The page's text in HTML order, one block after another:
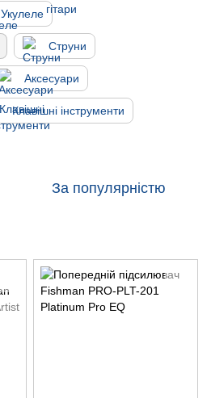
Укулеле
Струни
Аксесуари
Клавішні інструменти
За популярністю